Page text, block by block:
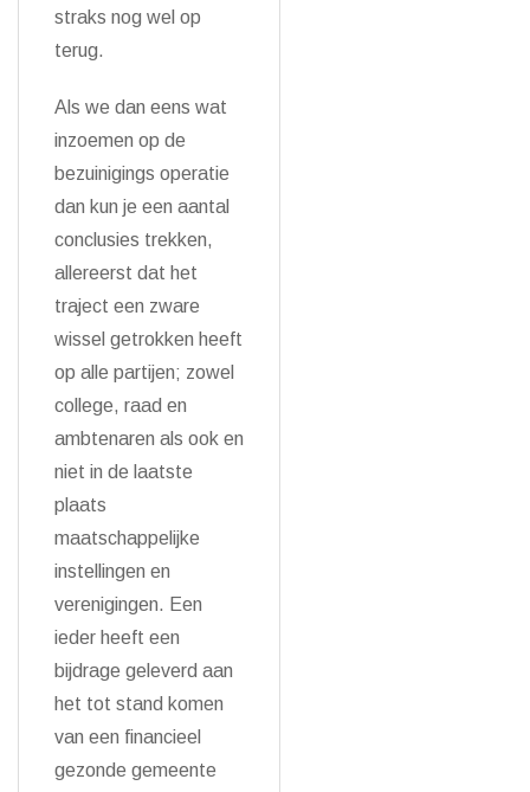
straks nog wel op
terug.
Als we dan eens wat
inzoemen op de
bezuinigings operatie
dan kun je een aantal
conclusies trekken,
allereerst dat het
traject een zware
wissel getrokken heeft
op alle partijen; zowel
college, raad en
ambtenaren als ook en
niet in de laatste
plaats
maatschappelijke
instellingen en
verenigingen. Een
ieder heeft een
bijdrage geleverd aan
het tot stand komen
van een financieel
gezonde gemeente